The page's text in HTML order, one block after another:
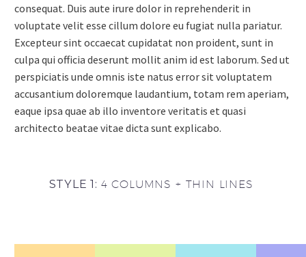
consequat. Duis aute irure dolor in reprehenderit in
voluptate velit esse cillum dolore eu fugiat nulla pariatur.
Excepteur sint occaecat cupidatat non proident, sunt in
culpa qui officia deserunt mollit anim id est laborum. Sed ut
perspiciatis unde omnis iste natus error sit voluptatem
accusantium doloremque laudantium, totam rem aperiam,
eaque ipsa quae ab illo inventore veritatis et quasi
architecto beatae vitae dicta sunt explicabo.
STYLE 1: 4 COLUMNS + THIN LINES